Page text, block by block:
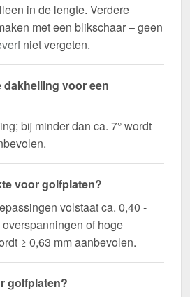
in de lengte. Verdere
met een blikschaar – geen
niet vergeten.
dakhelling voor een
bij minder dan ca. 7° wordt
voor golfplaten?
volstaat ca. 0,40 -
of hoge
≥ 0,63 mm aanbevolen.
golfplaten?